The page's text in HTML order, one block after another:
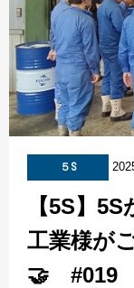
５S
【5S】
工業様が
🤝 #019